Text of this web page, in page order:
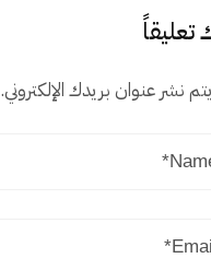
تعليقاً
نشر عنوان بريدك الإلكتروني.